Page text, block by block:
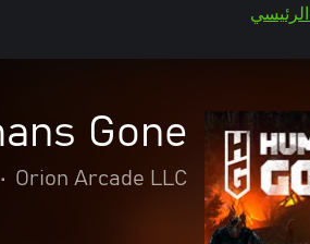
Gone
Orion Arcade LLC
•